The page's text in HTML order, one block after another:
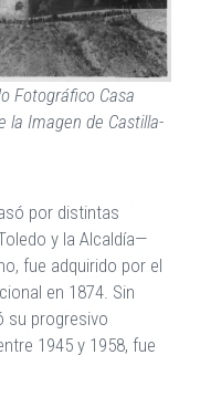
Fotográfico Casa
la Imagen de Castilla-
por distintas
y la Alcaldía—
fue adquirido por el
en 1874. Sin
su progresivo
1945 y 1958, fue